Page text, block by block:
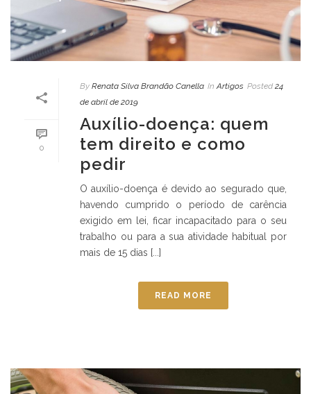
0
By Renata Silva Brandão Canella In Artigos Posted 24
de abril de 2019
Auxílio-doença: quem
tem direito e como
pedir
O auxílio-doença é devido ao segurado que,
havendo cumprido o período de carência
exigido em lei, ficar incapacitado para o seu
trabalho ou para a sua atividade habitual por
mais de 15 dias [...]
READ MORE